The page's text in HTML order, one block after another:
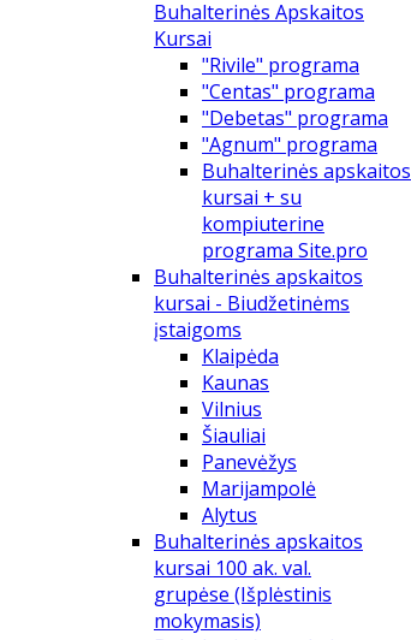
Buhalterinės Apskaitos
Kursai
"Rivile" programa
"Centas" programa
"Debetas" programa
"Agnum" programa
Buhalterinės apskaitos
kursai + su
kompiuterine
programa Site.pro
Buhalterinės apskaitos
kursai - Biudžetinėms
įstaigoms
Klaipėda
Kaunas
Vilnius
Šiauliai
Panevėžys
Marijampolė
Alytus
Buhalterinės apskaitos
kursai 100 ak. val.
grupėse (Išplėstinis
mokymasis)